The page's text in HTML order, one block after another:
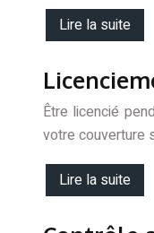
Lire la suite
Être licencié
votre couverture
Lire la suite